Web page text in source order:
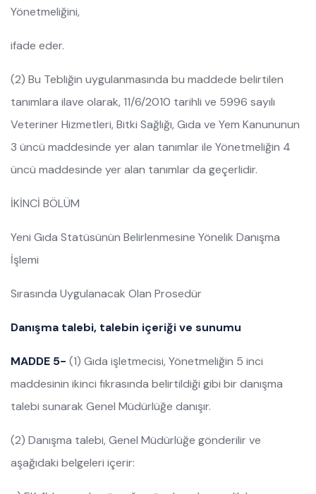
Yönetmeliğini,
ifade eder.
(2) Bu Tebliğin uygulanmasında bu maddede belirtilen
tanımlara ilave olarak, 11/6/2010 tarihli ve 5996 sayılı
Veteriner Hizmetleri, Bitki Sağlığı, Gıda ve Yem Kanununun
3 üncü maddesinde yer alan tanımlar ile Yönetmeliğin 4
üncü maddesinde yer alan tanımlar da geçerlidir.
İKİNCİ BÖLÜM
Yeni Gıda Statüsünün Belirlenmesine Yönelik Danışma
İşlemi
Sırasında Uygulanacak Olan Prosedür
Danışma talebi, talebin içeriği ve sunumu
MADDE 5- (1) Gıda işletmecisi, Yönetmeliğin 5 inci
maddesinin ikinci fıkrasında belirtildiği gibi bir danışma
talebi sunarak Genel Müdürlüğe danışır.
(2) Danışma talebi, Genel Müdürlüğe gönderilir ve
aşağıdaki belgeleri içerir: